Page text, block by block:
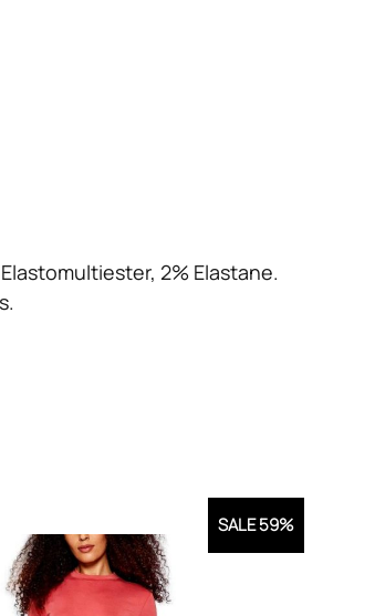
2% Elastane.
SALE 59%